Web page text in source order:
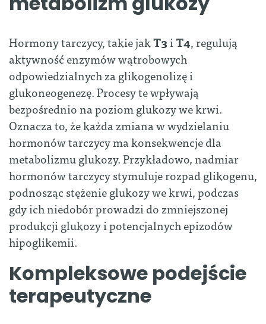
Hormony tarczycy, takie jakT3iT4, regulują
aktywność enzymów wątrobowych
odpowiedzialnych za glikogenolizę i
glukoneogenezę. Procesy te wpływają
bezpośrednio na poziom glukozy we krwi.
Oznacza to, że każda zmiana w wydzielaniu
hormonów tarczycy ma konsekwencje dla
metabolizmu glukozy. Przykładowo, nadmiar
hormonów tarczycy stymuluje rozpad glikogenu,
podnosząc stężenie glukozy we krwi, podczas
gdy ich niedobór prowadzi do zmniejszonej
produkcji glukozy i potencjalnych epizodów
hipoglikemii.
Kompleksowe podejście
terapeutyczne